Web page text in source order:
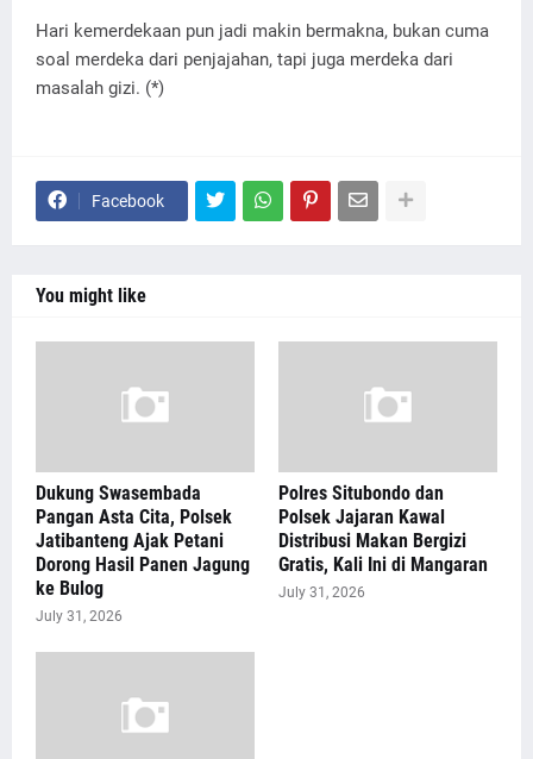
Hari kemerdekaan pun jadi makin bermakna, bukan cuma
soal merdeka dari penjajahan, tapi juga merdeka dari
masalah gizi. (*)
Facebook
You might like
Dukung Swasembada
Pangan Asta Cita, Polsek
Jatibanteng Ajak Petani
Dorong Hasil Panen Jagung
ke Bulog
July 31, 2026
Polres Situbondo dan
Polsek Jajaran Kawal
Distribusi Makan Bergizi
Gratis, Kali Ini di Mangaran
July 31, 2026